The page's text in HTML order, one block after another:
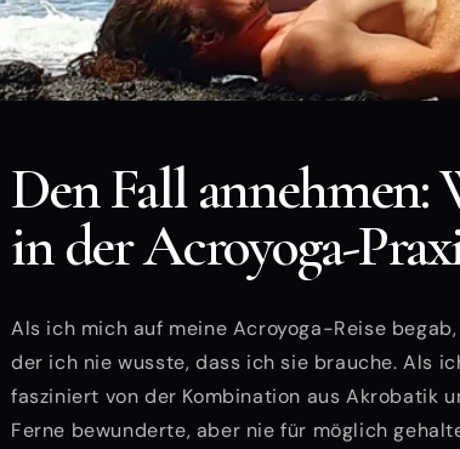
Den Fall
in der Acroyoga-
Als ich mich auf meine Acroyoga-Reise
der ich nie wusste, dass ich sie brauche. Als
fasziniert von der Kombination aus Akrobatik
Ferne bewunderte, aber nie für möglich